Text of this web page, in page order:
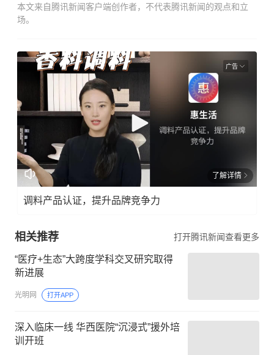
本文来自腾讯新闻客户端创作者，不代表腾讯新闻的观点和立
场。
广告
了解详情
调料产品认证，提升品牌竞争力
相关推荐 打开腾讯新闻查看更多
“医疗+生态”大跨度学科交叉研究取得
新进展
光明网 打开APP
深入临床一线 华西医院“沉浸式”援外培
训开班